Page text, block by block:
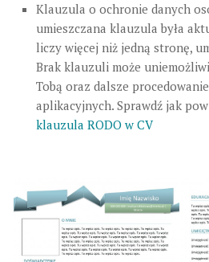
Klauzula o ochronie danych
umieszczana klauzula była
liczy więcej niż jedną stronę,
Brak klauzuli może
Tobą oraz dalsze
aplikacyjnych. Sprawdź jak
klauzula RODO w CV